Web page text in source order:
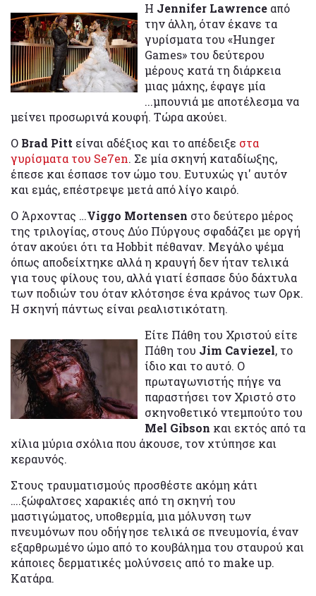
Η Jennifer Lawrence από
την άλλη, όταν έκανε τα
γυρίσματα του «Hunger
Games» του δεύτερου
μέρους κατά τη διάρκεια
μιας μάχης, έφαγε μία
...μπουνιά με αποτέλεσμα να
μείνει προσωρινά κουφή. Τώρα ακούει.
O Brad Pitt είναι αδέξιος και το απέδειξε στα
γυρίσματα του Se7en. Σε μία σκηνή καταδίωξης,
έπεσε και έσπασε τον ώμο του. Ευτυχώς γι' αυτόν
και εμάς, επέστρεψε μετά από λίγο καιρό.
Ο Άρχοντας …Viggo Mortensen στο δεύτερο μέρος
της τριλογίας, στους Δύο Πύργους σφαδάζει με οργή
όταν ακούει ότι τα Hobbit πέθαναν. Μεγάλο ψέμα
όπως αποδείχτηκε αλλά η κραυγή δεν ήταν τελικά
για τους φίλους του, αλλά γιατί έσπασε δύο δάχτυλα
των ποδιών του όταν κλότσησε ένα κράνος των Ορκ.
Η σκηνή πάντως είναι ρεαλιστικότατη.
Είτε Πάθη του Χριστού είτε
Πάθη του Jim Caviezel, το
ίδιο και το αυτό. Ο
πρωταγωνιστής πήγε να
παραστήσει τον Χριστό στο
σκηνοθετικό ντεμπούτο του
Mel Gibson και εκτός από τα
χίλια μύρια σχόλια που άκουσε, τον χτύπησε και
κεραυνός.
Στους τραυματισμούς προσθέστε ακόμη κάτι
….ξώφαλτσες χαρακιές από τη σκηνή του
μαστιγώματος, υποθερμία, μια μόλυνση των
πνευμόνων που οδήγησε τελικά σε πνευμονία, έναν
εξαρθρωμένο ώμο από το κουβάλημα του σταυρού και
κάποιες δερματικές μολύνσεις από το make up.
Κατάρα.